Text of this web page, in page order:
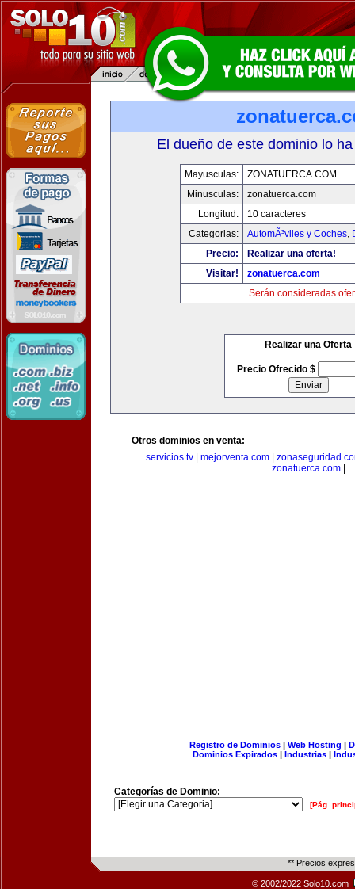
El dueño de este dominio lo
Mayusculas:
ZONATUERCA.COM
Minusculas:
zonatuerca.com
Longitud:
10 caracteres
Categorias:
AutomÃ³viles y Coches,
Precio:
Realizar una oferta!
Visitar!
zonatuerca.com
Serán consideradas
Realizar una Oferta
Precio Ofrecido $
Otros dominios en venta:
servicios.tv| mejorventa.com|
zonatuerca.com|
Registro de Dominios| Web Hosting |
Dominios Expirados | Industrias |
Categorías de Dominio:
[Pág.
** Precios
© 2002/2022 Solo10.com